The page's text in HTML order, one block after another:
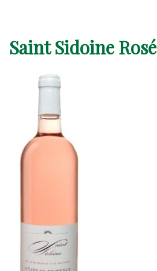
Saint Sidoine Rosé